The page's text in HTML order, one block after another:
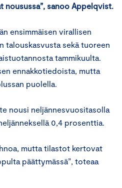
sanoo Appelqvist.
ensimmäisen virallisen
talouskasvusta sekä tuoreen
tammikuulta.
ennakkotiedoista, mutta
puolella.
nousi neljännesvuositasolla
0,4 prosenttia.
mutta tilastot kertovat
päättymässä”, toteaa